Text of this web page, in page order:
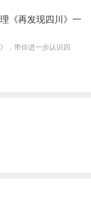
《再发现四川》一
，带你进一步认识四